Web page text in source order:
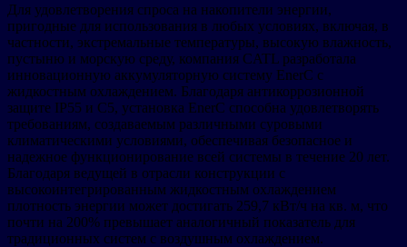
Для удовлетворения спроса на накопители энергии,
пригодные для использования в любых условиях, включая, в
частности, экстремальные температуры, высокую влажность,
пустыню и морскую среду, компания CATL разработала
инновационную аккумуляторную систему EnerC с
жидкостным охлаждением. Благодаря антикоррозионной
защите IP55 и C5, установка EnerC способна удовлетворять
требованиям, создаваемым различными суровыми
климатическими условиями, обеспечивая безопасное и
надежное функционирование всей системы в течение 20 лет.
Благодаря ведущей в отрасли конструкции с
высокоинтегрированным жидкостным охлаждением
плотность энергии может достигать 259,7 кВт/ч на кв. м, что
почти на 200% превышает аналогичный показатель для
традиционных систем с воздушным охлаждением.